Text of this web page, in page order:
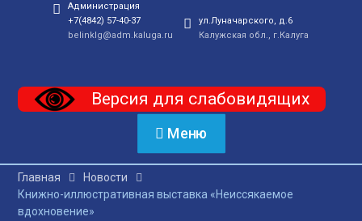
Администрация
+7(4842) 57-40-37
belinklg@adm.kaluga.ru
ул.Луначарского, д.6
Калужская обл., г.Калуга
Версия для слабовидящих
Меню
Главная
Новости
Книжно-иллюстративная выставка «Неиссякаемое
вдохновение»